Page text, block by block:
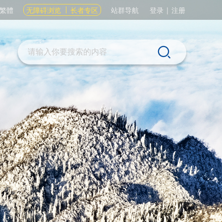
繁體 无障碍浏览 长者专区 站群导航 登录 | 注册